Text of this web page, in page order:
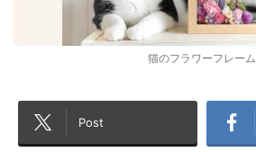
猫のフラワーフレーム
Post